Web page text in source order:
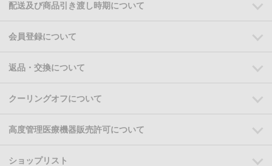
配送及び商品引き渡し時期について
会員登録について
返品・交換について
クーリングオフについて
高度管理医療機器販売許可について
ショップリスト